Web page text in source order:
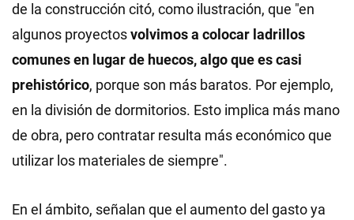
de la construcción citó, como ilustración, que "en
algunos proyectosvolvimos a colocar ladrillos
comunes en lugar de huecos, algo que es casi
prehistórico, porque son más baratos. Por ejemplo,
en la división de dormitorios. Esto implica más mano
de obra, pero contratar resulta más económico que
utilizar los materiales de siempre".
En el ámbito, señalan que el aumento del gasto ya